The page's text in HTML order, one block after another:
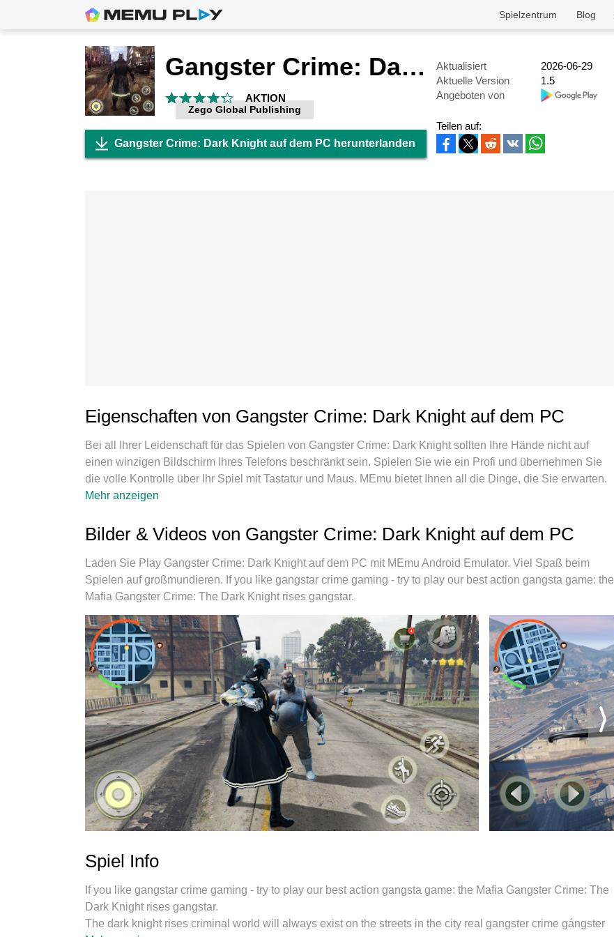
Blog
Spielzentrum
Gangster Crime: Dark Knight
AKTION
Zego Global Publishing
Aktualisiert
2026-06-29
Aktuelle Version
1.5
Angeboten von
Gangster Crime: Dark Knight auf dem PC herunterlanden
Teilen auf:
Eigenschaften von Gangster Crime: Dark Knight auf dem PC
Bei all Ihrer Leidenschaft für das Spielen von Gangster Crime: Dark Knight sollten Ihre Hände nicht auf
einen winzigen Bildschirm Ihres Telefons beschränkt sein. Spielen Sie wie ein Profi und übernehmen Sie
die volle Kontrolle über Ihr Spiel mit Tastatur und Maus. MEmu bietet Ihnen all die Dinge, die Sie erwarten.
Laden Sie Gangster Crime: Dark Knight herunter und spielen Sie es auf dem PC. Spielen Sie so lange, wie
beste Wahl, um Gangster Crime: Dark Knight auf dem PC zu spielen. Das exquisite voreingestellte
Tastaturbelegungssystem, das mit unserem Fachwissen vorbereitet wurde, macht Gangster Crime: Dark
Knight zu einem echten PC-Spiel. Der MEmu Multi-Instanz-Manager ermöglicht das Spielen von 2 oder
mehr Konten auf demselben Gerät. Und das Wichtigste: Unsere exklusive Emulations-Engine kann das
volle Potenzial Ihres PCs freisetzen und für reibungslose Abläufe sorgen.
Mehr anzeigen
Bilder & Videos von Gangster Crime: Dark Knight auf dem PC
Laden Sie Play Gangster Crime: Dark Knight auf dem PC mit MEmu Android Emulator. Viel Spaß beim
Spielen auf großmundieren. If you like gangstar crime gaming - try to play our best action gangsta game: the
Mafia Gangster Crime: The Dark Knight rises gangstar.
Spiel Info
If you like gangstar crime gaming - try to play our best action gangsta game: the Mafia Gangster Crime: The
Dark Knight rises gangstar.
The dark knight rises criminal world will always exist on the streets in the city real gangster crime gángster